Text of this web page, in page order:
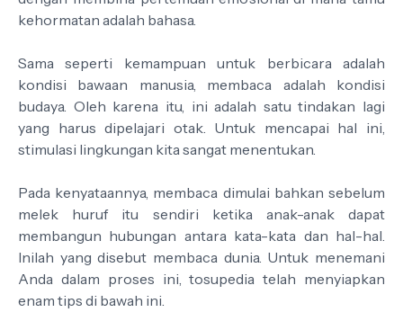
kehormatan adalah bahasa.
Sama seperti kemampuan untuk berbicara adalah
kondisi bawaan manusia, membaca adalah kondisi
budaya. Oleh karena itu, ini adalah satu tindakan lagi
yang harus dipelajari otak. Untuk mencapai hal ini,
stimulasi lingkungan kita sangat menentukan.
Pada kenyataannya, membaca dimulai bahkan sebelum
melek huruf itu sendiri ketika anak-anak dapat
membangun hubungan antara kata-kata dan hal-hal.
Inilah yang disebut membaca dunia. Untuk menemani
Anda dalam proses ini, tosupedia telah menyiapkan
enam tips di bawah ini.